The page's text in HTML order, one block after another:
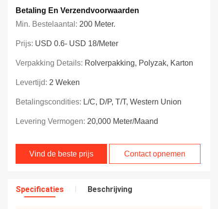
Betaling En Verzendvoorwaarden
Min. Bestelaantal: 200 Meter.
Prijs: USD 0.6- USD 18/meter
Verpakking Details: Rolverpakking, Polyzak, Karton
Levertijd: 2 Weken
Betalingscondities: L/C, D/P, T/T, Western Union
Levering Vermogen: 20,000 Meter/maand
Vind de beste prijs Contact opnemen
Specificaties Beschrijving